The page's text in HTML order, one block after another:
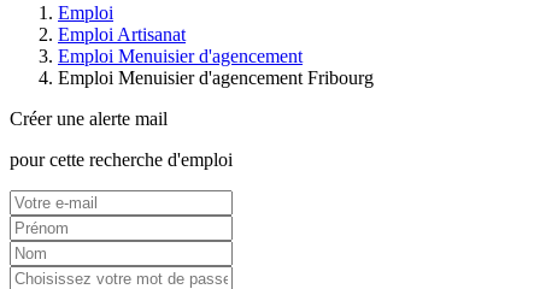
Emploi
Emploi Artisanat
Emploi Menuisier d'agencement
Emploi Menuisier d'agencement Fribourg
Créer une alerte mail
pour cette recherche d'emploi